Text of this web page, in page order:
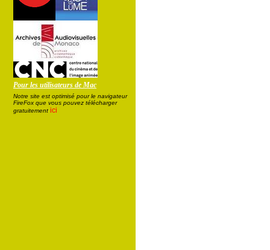
Pour les utilisateurs de Mac
Notre site est optimisé pour le navigateur
FireFox que vous pouvez télécharger
gratuitement ici